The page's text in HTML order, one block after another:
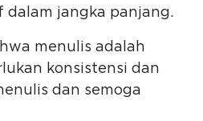
jangka panjang.
menulis adalah
konsistensi dan
dan semoga